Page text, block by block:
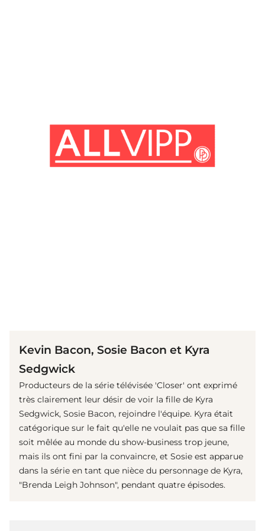
Kevin Bacon, Sosie Bacon et Kyra
Sedgwick
Producteurs de la série télévisée 'Closer' ont exprimé
très clairement leur désir de voir la fille de Kyra
Sedgwick, Sosie Bacon, rejoindre l'équipe. Kyra était
catégorique sur le fait qu'elle ne voulait pas que sa fille
soit mêlée au monde du show-business trop jeune,
mais ils ont fini par la convaincre, et Sosie est apparue
dans la série en tant que nièce du personnage de Kyra,
"Brenda Leigh Johnson", pendant quatre épisodes.